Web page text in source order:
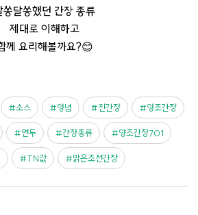
쏭달쏭했던 간장 종류
제대로 이해하고
께 요리해볼까요?😊
소스 양념 진간장 양조간장
연두 간장종류 양조간장701
TN값 맑은조선간장